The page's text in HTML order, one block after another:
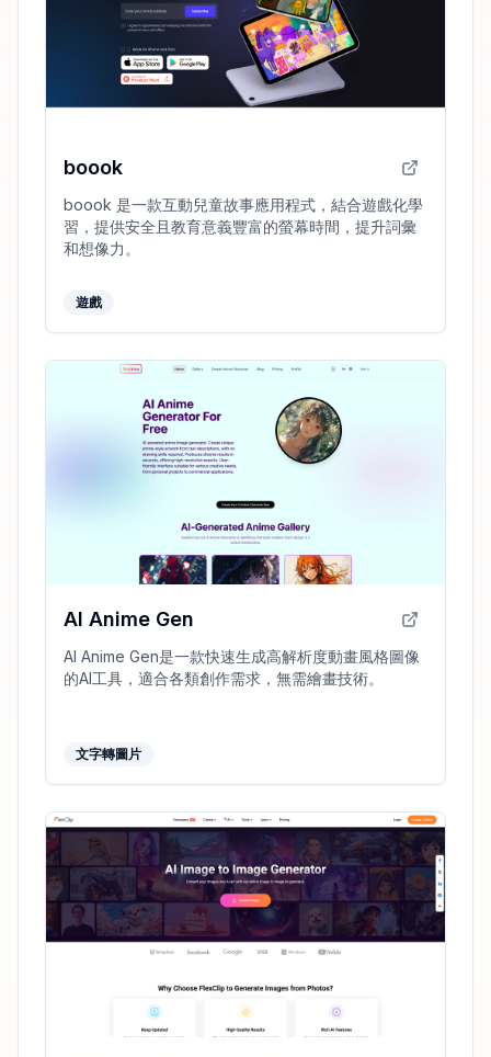
boook
boook 是一款互動兒童故事應用程式，結合遊戲化學
習，提供安全且教育意義豐富的螢幕時間，提升詞彙
和想像力。
遊戲
AI Anime Gen
AI Anime Gen是一款快速生成高解析度動畫風格圖像
的AI工具，適合各類創作需求，無需繪畫技術。
文字轉圖片